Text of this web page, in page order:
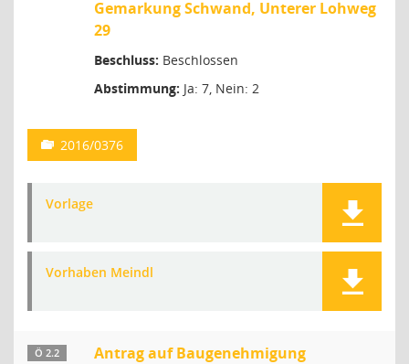
Gemarkung Schwand, Unterer Lohweg
29
Beschluss: Beschlossen
Abstimmung: Ja: 7, Nein: 2
2016/0376
Vorlage
Vorhaben Meindl
Ö 2.2
Antrag auf Baugenehmigung